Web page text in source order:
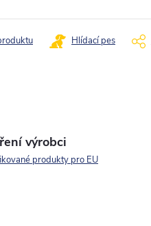
Hlídací pes
výrobci
produkty pro EU